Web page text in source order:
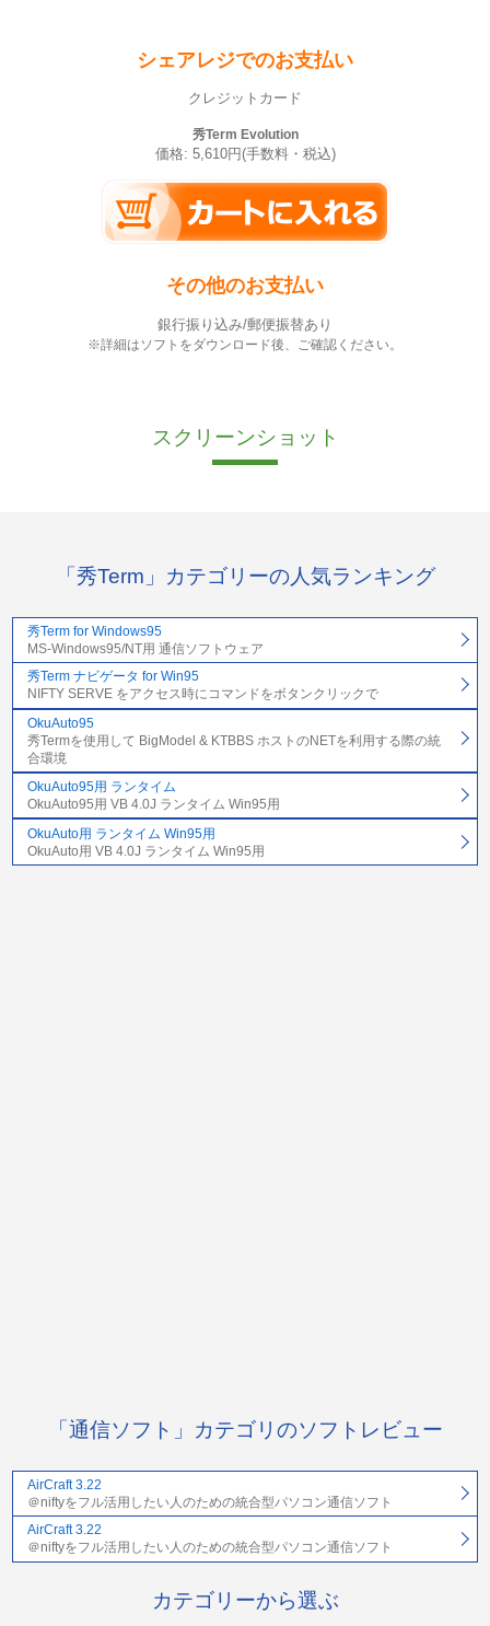
シェアレジでのお支払い
クレジットカード
秀Term Evolution
価格: 5,610円(手数料・税込)
その他のお支払い
銀行振り込み/郵便振替あり
※詳細はソフトをダウンロード後、ご確認ください。
スクリーンショット
「秀Term」カテゴリーの人気ランキング
秀Term for Windows95
MS-Windows95/NT用 通信ソフトウェア
秀Term ナビゲータ for Win95
NIFTY SERVE をアクセス時にコマンドをボタンクリックで
OkuAuto95
秀Termを使用して BigModel & KTBBS ホストのNETを利用する際の統
合環境
OkuAuto95用 ランタイム
OkuAuto95用 VB 4.0J ランタイム Win95用
OkuAuto用 ランタイム Win95用
OkuAuto用 VB 4.0J ランタイム Win95用
「通信ソフト」カテゴリのソフトレビュー
AirCraft 3.22
＠niftyをフル活用したい人のための統合型パソコン通信ソフト
AirCraft 3.22
＠niftyをフル活用したい人のための統合型パソコン通信ソフト
カテゴリーから選ぶ